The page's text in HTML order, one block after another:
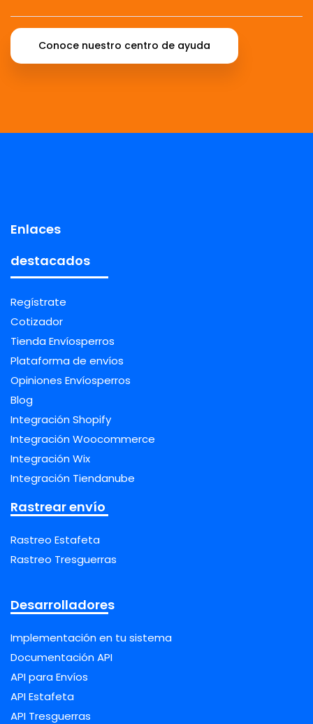
Conoce nuestro centro de ayuda
Enlaces
destacados
Regístrate
Cotizador
Tienda Envíosperros
Plataforma de envíos
Opiniones Envíosperros
Blog
Integración Shopify
Integración Woocommerce
Integración Wix
Integración Tiendanube
Rastrear envío
Rastreo Estafeta
Rastreo Tresguerras
Desarrolladores
Implementación en tu sistema
Documentación API
API para Envíos
API Estafeta
API Tresguerras